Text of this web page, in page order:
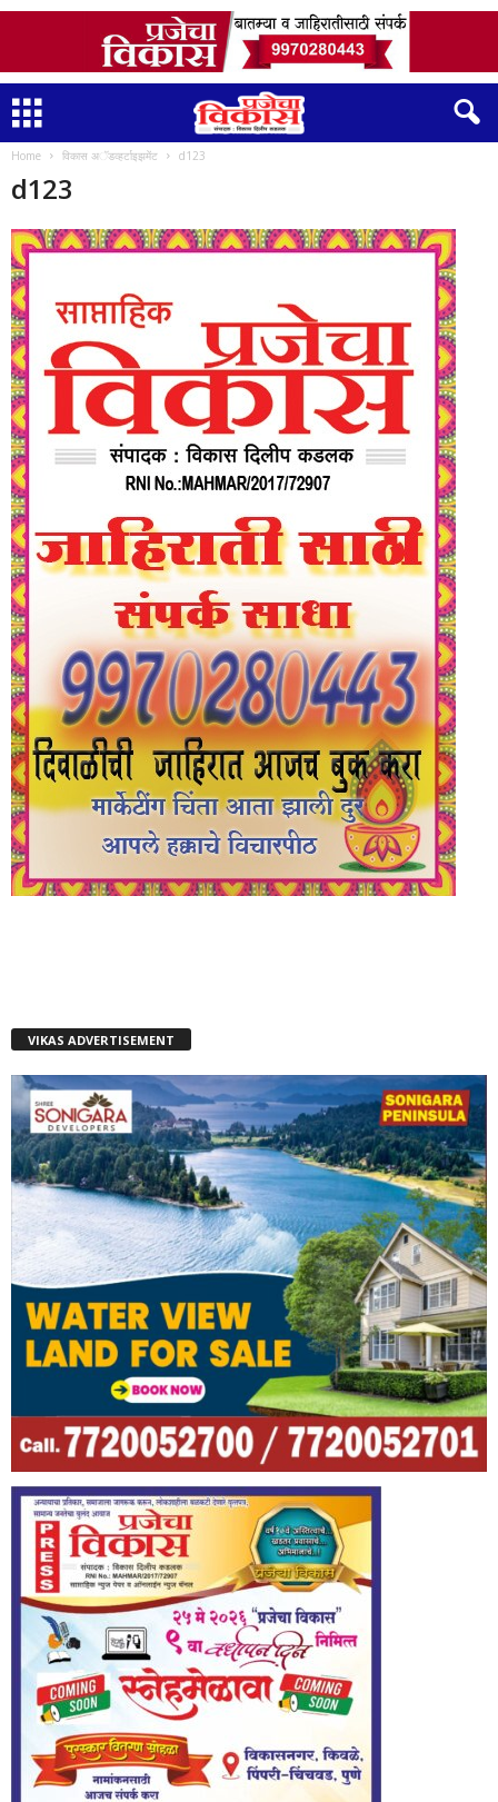
Home विकास अॅडव्हर्टाइझमेंट d123
d123
VIKAS ADVERTISEMENT